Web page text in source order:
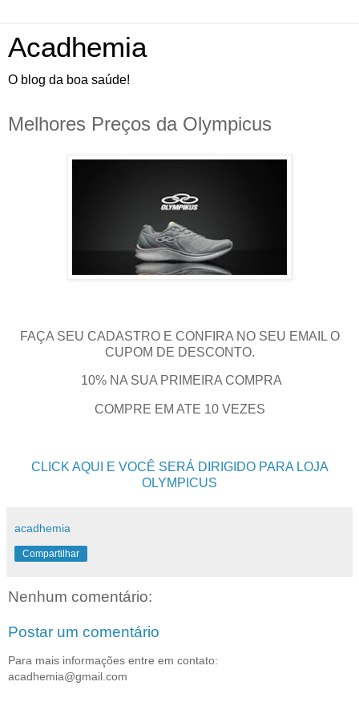
Acadhemia
O blog da boa saúde!
Melhores Preços da Olympicus
FAÇA SEU CADASTRO E CONFIRA NO SEU EMAIL O
CUPOM DE DESCONTO.
10% NA SUA PRIMEIRA COMPRA
COMPRE EM ATE 10 VEZES
CLICK AQUI E VOCÊ SERÁ DIRIGIDO PARA LOJA
OLYMPICUS
acadhemia
Compartilhar
Nenhum comentário:
Postar um comentário
Para mais informações entre em contato:
acadhemia@gmail.com